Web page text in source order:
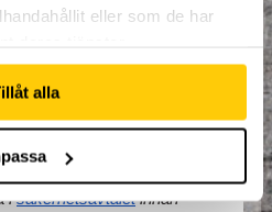
eller som de har
alla
på måndagen 31/7.
sker vid första ankomst.
tillstånd av
och godkännande från
i säkerhetsavtalet innan